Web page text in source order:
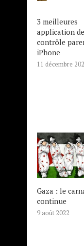
3 meilleures
application de
contrôle
iPhone
11 décembre
Gaza : le
continue
9 août 2022